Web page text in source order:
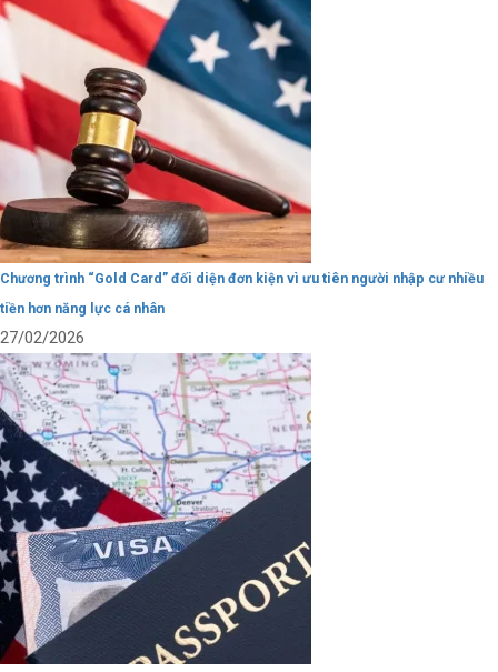
Chương trình “Gold Card” đối diện đơn kiện vì ưu tiên người nhập cư nhiều
tiền hơn năng lực cá nhân
27/02/2026